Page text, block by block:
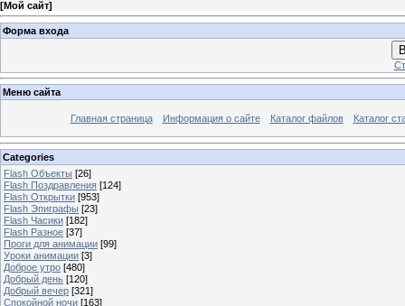
[Мой сайт]
Форма входа
Меню сайта
Главная страница Информация о сайте Каталог файлов Каталог
Categories
Flash Объекты [26]
Flash Поздравления [124]
Flash Открытки [953]
Flash Эпиграфы [23]
Flash Часики [182]
Flash Разное [37]
Проги для анимации [99]
Уроки анимации [3]
Доброе утро [480]
Добрый день [120]
Добрый вечер [321]
Спокойной ночи [163]